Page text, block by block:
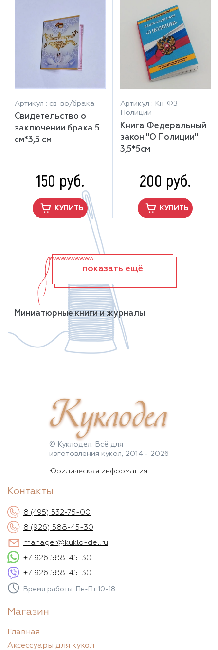
Артикул : св-во/брака
Свидетельство о
заключении брака 5
см*3,5 см
150 руб.
КУПИТЬ
Артикул : Кн-ФЗ
Полиции
Книга Федеральный
закон "О Полиции"
3,5*5см
200 руб.
КУПИТЬ
показать ещё
Миниатюрные книги и журналы
Куклодел
© Куклодел. Всё для
изготовления кукол, 2014 - 2026
Юридическая информация
Контакты
8 (495) 532-75-00
8 (926) 588-45-30
manager@kuklo-del.ru
+7 926 588-45-30
+7 926 588-45-30
Время работы: Пн-Пт 10-18
Магазин
Главная
Аксессуары для кукол